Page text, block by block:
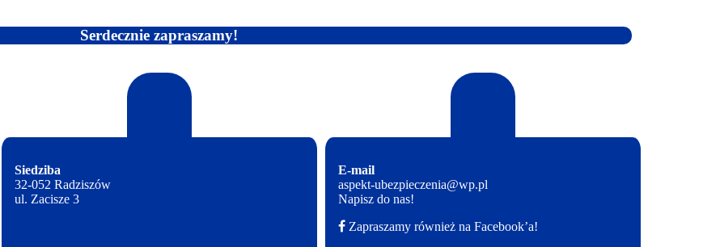
Serdecznie zapraszamy!
Siedziba
32-052 Radziszów
ul. Zacisze 3
E-mail
aspekt-ubezpieczenia@wp.pl
Napisz do nas!
Zapraszamy również na Facebook’a!